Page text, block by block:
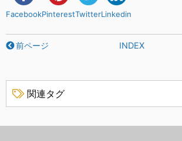
FacebookPinterestTwitterLinkedin
前ページ INDEX
関連タグ